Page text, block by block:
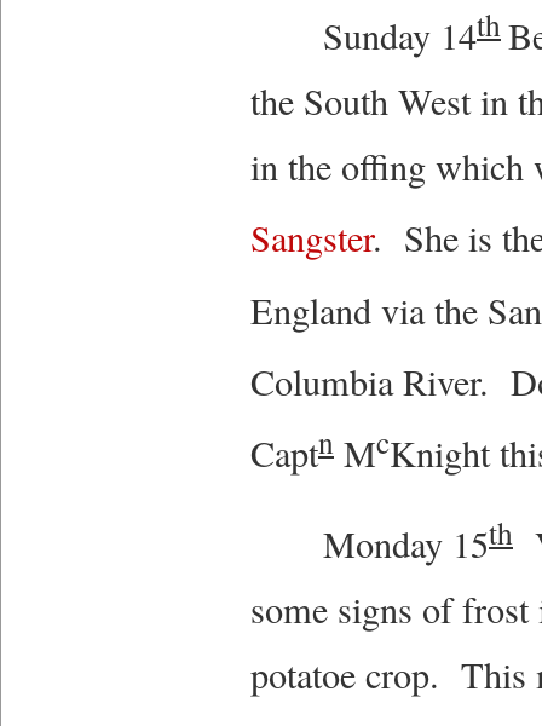
Sunday 14th
the South West in
in the offing which
Sangster. She is
England via the
Columbia River.
Captn McKnight
Monday 15th
some signs of
potatoe crop.